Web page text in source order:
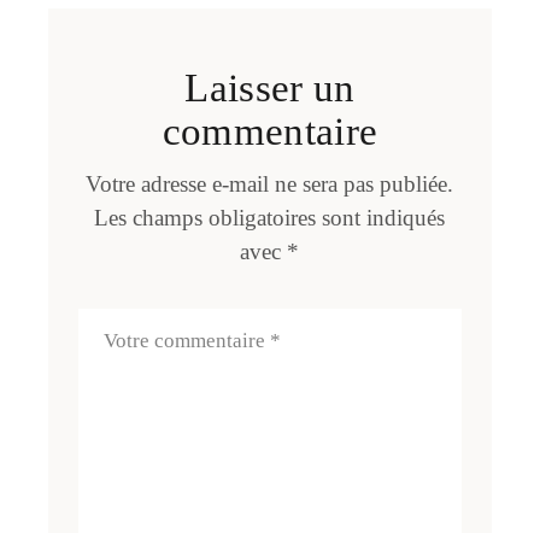
Laisser un
commentaire
Votre adresse e-mail ne sera pas publiée.
Les champs obligatoires sont indiqués
avec *